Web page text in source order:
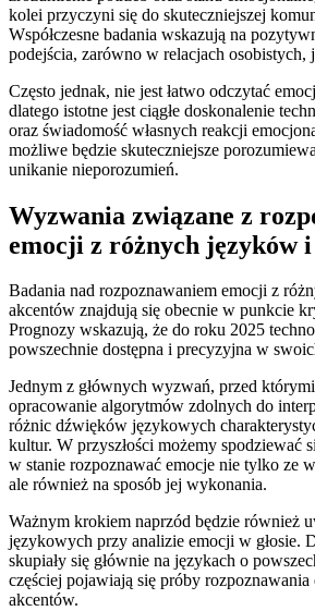
kolei przyczyni się do ‌skuteczniejszej⁢
Współczesne badania wskazują na​
podejścia, zarówno w⁤ relacjach
Często jednak, nie ​jest łatwo odczytać
dlatego istotne jest‍ ciągłe doskonalenie
oraz świadomość⁢ własnych reakcji
możliwe będzie skuteczniejsze
unikanie nieporozumień.
Wyzwania związane ‌z
emocji z różnych ⁣języków
Badania nad rozpoznawaniem emocji z
akcentów‍ znajdują się⁤ obecnie⁢ w ‌punkcie⁢
Prognozy ⁢wskazują, że do roku 2025
powszechnie dostępna i precyzyjna​ w
Jednym z głównych‍ wyzwań,‍ przed
opracowanie‍ algorytmów ⁢zdolnych do
różnic dźwięków językowych
kultur. W​ przyszłości możemy spodziewać
w ‌stanie⁢ rozpoznawać emocje nie tylko ze
ale również na sposób jej wykonania.
Ważnym krokiem naprzód będzie również
językowych przy analizie emocji w głosie.
skupiały się głównie na językach o
częściej ⁢pojawiają⁢ się próby
akcentów.